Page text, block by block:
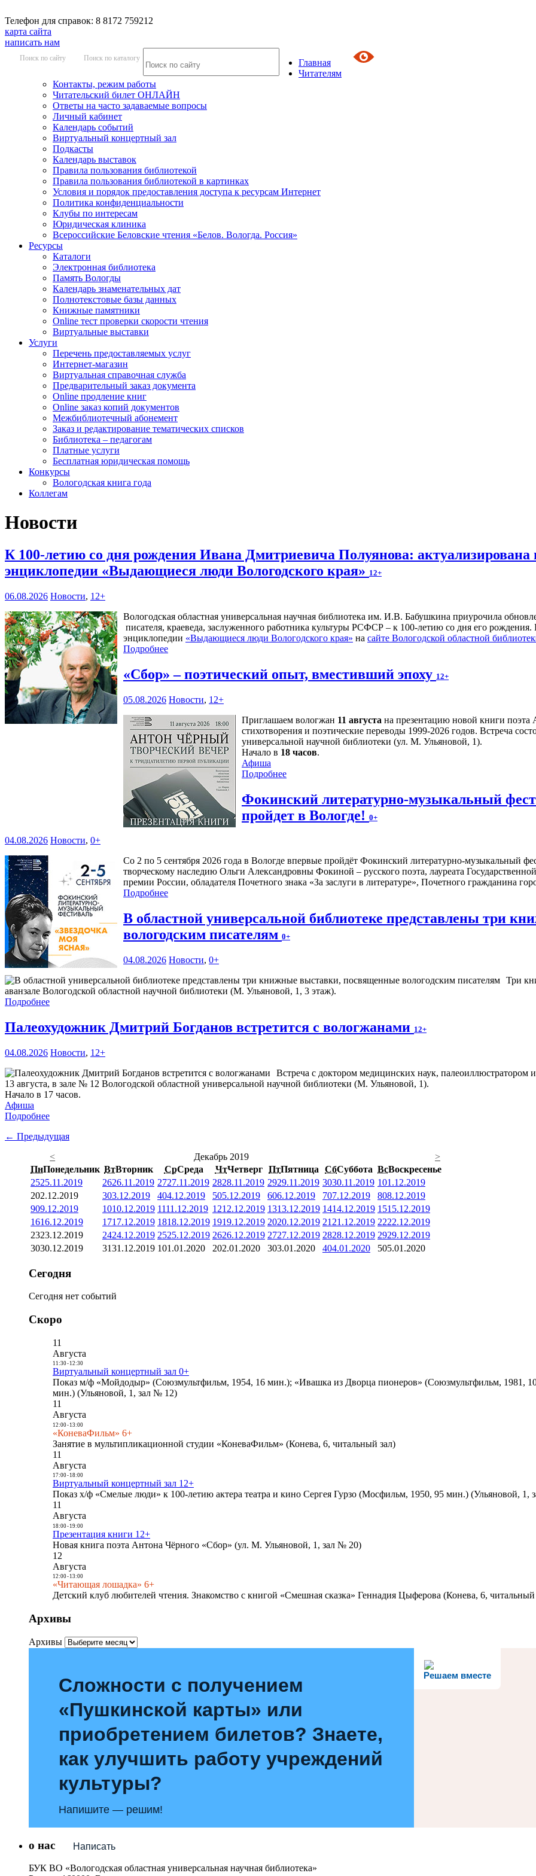
Телефон для справок: 8 8172 759212
карта сайта
написать нам
Поиск по сайту Поиск по каталогу
Главная
Читателям
Контакты, режим работы
Читательский билет ОНЛАЙН
Ответы на часто задаваемые вопросы
Личный кабинет
Календарь событий
Виртуальный концертный зал
Подкасты
Календарь выставок
Правила пользования библиотекой
Правила пользования библиотекой в картинках
Условия и порядок предоставления доступа к ресурсам Интернет
Политика конфиденциальности
Клубы по интересам
Юридическая клиника
Всероссийские Беловские чтения «Белов. Вологда. Россия»
Ресурсы
Каталоги
Электронная библиотека
Память Вологды
Календарь знаменательных дат
Полнотекстовые базы данных
Книжные памятники
Online тест проверки скорости чтения
Виртуальные выставки
Услуги
Перечень предоставляемых услуг
Интернет-магазин
Виртуальная справочная служба
Предварительный заказ документа
Online продление книг
Online заказ копий документов
Межбиблиотечный абонемент
Заказ и редактирование тематических списков
Библиотека – педагогам
Платные услуги
Бесплатная юридическая помощь
Конкурсы
Вологодская книга года
Коллегам
Новости
К 100‑летию со дня рождения Ивана Дмитриевича Полуянова: актуализирована
энциклопедии «Выдающиеся люди Вологодского края» 12+
06.08.2026 Новости, 12+
Вологодская областная универсальная научная библиотека им. И.В. Бабушкина приурочила
писателя, краеведа, заслуженного работника культуры РСФСР – к 100‑летию со дня его
энциклопедии «Выдающиеся люди Вологодского края» на сайте Вологодской областной
Подробнее
«Сбор» – поэтический опыт, вместивший эпоху 12+
05.08.2026 Новости, 12+
Приглашаем вологжан 11 августа на презентацию новой книги
стихотворения и поэтические переводы 1999-2026 годов. Встреча
универсальной научной библиотеки (ул. М. Ульяновой, 1).
Начало в 18 часов.
Афиша
Подробнее
Фокинский литературно-музыкальный
пройдет в Вологде! 0+
04.08.2026 Новости, 0+
Со 2 по 5 сентября 2026 года в Вологде впервые пройдёт Фокинский литературно-музыкальный
творческому наследию Ольги Александровны Фокиной – русского поэта, лауреата
премии России, обладателя Почетного знака «За заслуги в литературе», Почетного гражданина
Подробнее
В областной универсальной библиотеке представлены три
вологодским писателям 0+
04.08.2026 Новости, 0+
Три
аванзале Вологодской областной научной библиотеки (М. Ульяновой, 1, 3 этаж).
Подробнее
Палеохудожник Дмитрий Богданов встретится с вологжанами 12+
04.08.2026 Новости, 12+
Встреча с доктором медицинских наук, палеоиллюстратором
13 августа, в зале № 12 Вологодской областной универсальной научной библиотеки (М. Ульяновой, 1).
Начало в 17 часов.
Афиша
Подробнее
← Предыдущая
<
Декабрь 2019
>
ПнПонедельник ВтВторник СрСреда ЧтЧетверг ПтПятница СбСуббота ВсВоскресенье
2525.11.2019 2626.11.2019 2727.11.2019 2828.11.2019 2929.11.2019 3030.11.2019 101.12.2019
202.12.2019 303.12.2019 404.12.2019 505.12.2019 606.12.2019 707.12.2019 808.12.2019
909.12.2019 1010.12.2019 1111.12.2019 1212.12.2019 1313.12.2019 1414.12.2019 1515.12.2019
1616.12.2019 1717.12.2019 1818.12.2019 1919.12.2019 2020.12.2019 21 21.12.2019 2222.12.2019
2323.12.2019 2424.12.2019 2525.12.2019 2626.12.2019 2727.12.2019 2828.12.2019 2929.12.2019
3030.12.2019 3131.12.2019 101.01.2020 202.01.2020 303.01.2020 404.01.2020 505.01.2020
Сегодня
Сегодня нет событий
Скоро
11
Августа
11:30- 12:30
Виртуальный концертный зал 0+
Показ м/ф «Мойдодыр» (Союзмультфильм, 1954, 16 мин.); «Ивашка из Дворца пионеров» (Союзмультфильм, 1981,
мин.) (Ульяновой, 1, зал № 12)
11
Августа
12:00- 13:00
«КоневаФильм» 6+
Занятие в мультипликационной студии «КоневаФильм» (Конева, 6, читальный зал)
11
Августа
17:00- 18:00
Виртуальный концертный зал 12+
Показ х/ф «Смелые люди» к 100-летию актера театра и кино Сергея Гурзо (Мосфильм, 1950, 95 мин.) (Ульяновой, 1,
11
Августа
18:00- 19:00
Презентация книги 12+
Новая книга поэта Антона Чёрного «Сбор» (ул. М. Ульяновой, 1, зал № 20)
12
Августа
12:00- 13:00
«Читающая лошадка» 6+
Детский клуб любителей чтения. Знакомство с книгой «Смешная сказка» Геннадия Цыферова (Конева, 6, читальный
Архивы
Архивы
Решаем вместе
Сложности с получением
«Пушкинской карты» или
приобретением билетов? Знаете,
как улучшить работу учреждений
культуры?
Напишите — решим!
Написать
о нас
БУК ВО «Вологодская областная универсальная научная библиотека»